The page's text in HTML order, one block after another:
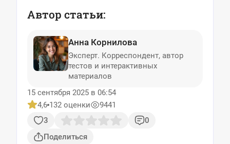
Автор статьи:
Анна Корнилова
Эксперт. Корреспондент, автор
тестов и интерактивных
материалов
15 сентября 2025 в 06:54
4,6 132 оценки
9441
3
0
Поделиться